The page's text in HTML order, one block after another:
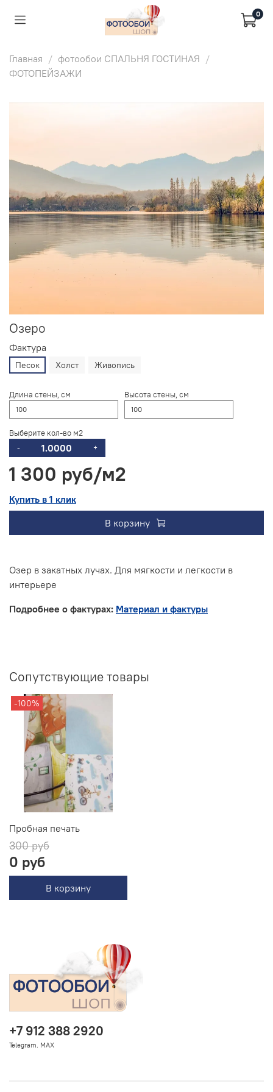
0
Главная
фотообои СПАЛЬНЯ ГОСТИНАЯ
ФОТОПЕЙЗАЖИ
Озеро
Фактура
Песок Холст Живопись
Длина стены, см Высота стены, см
Выберите кол-во м2
- +
1 300 руб
Купить в 1 клик
В корзину
Озер в закатных лучах. Для мягкости и легкости в
интерьере
Подробнее о фактурах: Материал и фактуры
Сопутствующие товары
-100%
Пробная печать
300 руб
0 руб
В корзину
+7 912 388 2920
Telegram. MAX